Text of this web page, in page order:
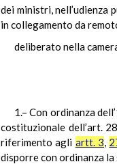
dei ministri, nell’udienza
in collegamento da
deliberato nella
1.– Con ordinanza
costituzionale dell’art.
riferimento agli artt. 3,
disporre con ordinanza